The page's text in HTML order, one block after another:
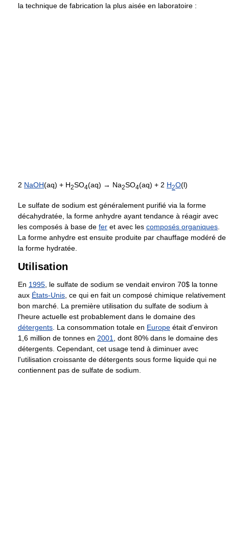
la technique de fabrication la plus aisée en laboratoire :
2 NaOH(aq) + H2SO4(aq) → Na2SO4(aq) + 2 H2O(l)
Le sulfate de sodium est généralement purifié via la forme
décahydratée, la forme anhydre ayant tendance à réagir avec
les composés à base de fer et avec les composés organiques
La forme anhydre est ensuite produite par chauffage modéré de
la forme hydratée.
Utilisation
En 1995 , le sulfate de sodium se vendait environ 70$ la tonne
aux États-Unis , ce qui en fait un composé chimique relativement
bon marché. La première utilisation du sulfate de sodium à
l'heure actuelle est probablement dans le domaine des
détergents . La consommation totale en Europe était d'environ
1,6 million de tonnes en 2001
, dont 80% dans le domaine des
détergents. Cependant, cet usage tend à diminuer avec
l'utilisation croissante de détergents sous forme liquide qui ne
contiennent pas de sulfate de sodium.